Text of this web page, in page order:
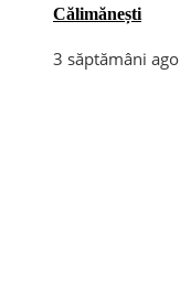
Călimănești
3 săptămâni ago